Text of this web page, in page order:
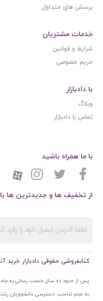
پرسش های متداول
خدمات مشتریان
شرایط و قوانین
حریم خصوصی
با دادبازار
وبلاگ
تماس با دادبازار
از تخفیف ها و جدیدترین ها
با ما همراه باشید
کتابفروشی حقوقی دادبازار خرید
پس از حدود ده سال خدمت رسانی به
به عدم تناسب دسترسی دانشجویان